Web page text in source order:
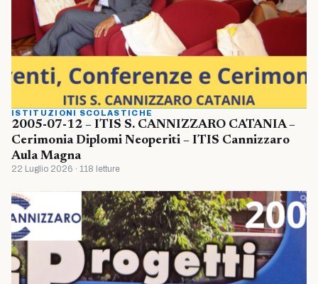
ISTITUZIONI SCOLASTICHE
2005-07-12 – ITIS S. CANNIZZARO CATANIA –
Cerimonia Diplomi Neoperiti – ITIS Cannizzaro
Aula Magna
22 Luglio 2026 · 118 letture